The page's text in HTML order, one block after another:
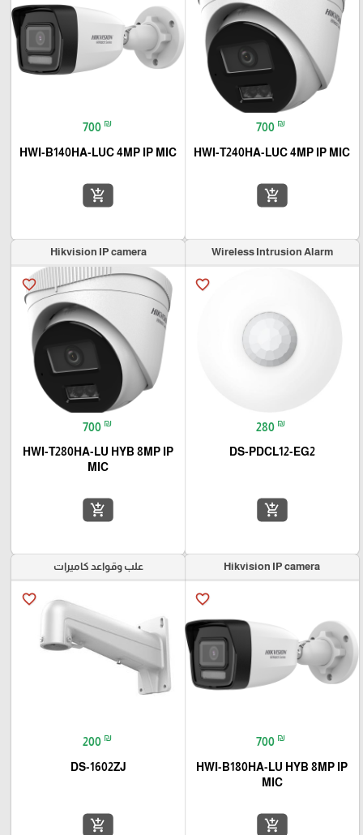
700 ₪
HWI-T240HA-LUC 4MP IP MIC
add_shopping_cart
700 ₪
HWI-B140HA-LUC 4MP IP MIC
add_shopping_cart
Wireless Intrusion Alarm
favorite_border
280 ₪
DS-PDCL12-EG2
add_shopping_cart
Hikvision IP camera
favorite_border
700 ₪
HWI-T280HA-LU HYB 8MP IP
MIC
add_shopping_cart
Hikvision IP camera
favorite_border
700 ₪
HWI-B180HA-LU HYB 8MP IP
MIC
add_shopping_cart
علب وقواعد كاميرات
favorite_border
200 ₪
DS-1602ZJ
add_shopping_cart